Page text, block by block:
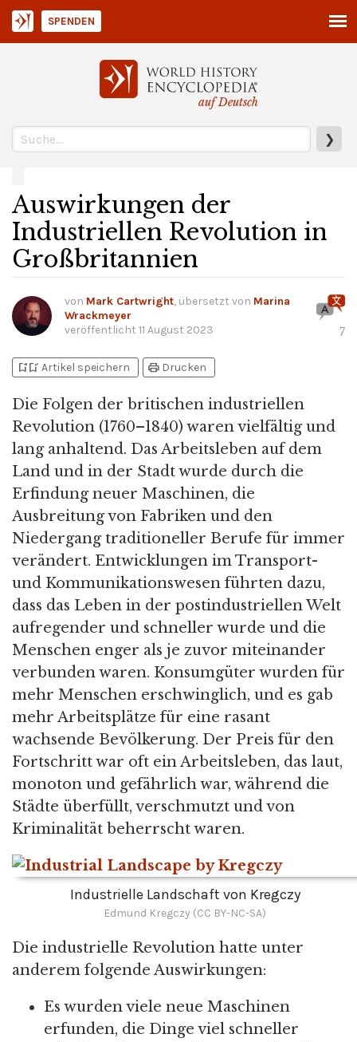
auf Deutsch
❯
SPENDEN
Auswirkungen der
Industriellen Revolution in
Großbritannien
von Mark Cartwright, übersetzt von Marina
Wrackmeyer
veröffentlicht 11 August 2023 7
bookmark_addbookmark_added Artikel speichern print Drucken
Die Folgen der britischen industriellen
Revolution (1760–1840) waren vielfältig und
lang anhaltend. Das Arbeitsleben auf dem
Land und in der Stadt wurde durch die
Erfindung neuer Maschinen, die
Ausbreitung von Fabriken und den
Niedergang traditioneller Berufe für immer
verändert. Entwicklungen im Transport-
und Kommunikationswesen führten dazu,
dass das Leben in der postindustriellen Welt
aufregender und schneller wurde und die
Menschen enger als je zuvor miteinander
verbunden waren. Konsumgüter wurden für
mehr Menschen erschwinglich, und es gab
mehr Arbeitsplätze für eine rasant
wachsende Bevölkerung. Der Preis für den
Fortschritt war oft ein Arbeitsleben, das laut,
monoton und gefährlich war, während die
Städte überfüllt, verschmutzt und von
Kriminalität beherrscht waren.
Industrielle Landschaft von Kregczy
Edmund Kregczy (CC BY-NC-SA)
Die industrielle Revolution hatte unter
anderem folgende Auswirkungen:
Es wurden viele neue Maschinen
erfunden, die Dinge viel schneller